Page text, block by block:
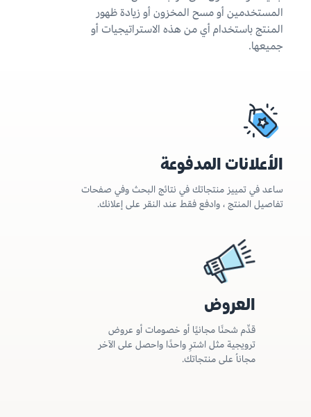
المستخدمين أو مسح المخزون أو زيادة ظهور
المنتج باستخدام أي من هذه الاستراتيجيات أو
جميعها.
الأعلانات المدفوعة
ساعد في تمييز منتجاتك في نتائج البحث وفي صفحات
تفاصيل المنتج ، وادفع فقط عند النقر على إعلانك.
العروض
قدِّم شحنًا مجانيًا أو خصومات أو عروض
ترويجية مثل اشترِ واحدًا واحصل على الآخر
مجاناُ على منتجاتك.